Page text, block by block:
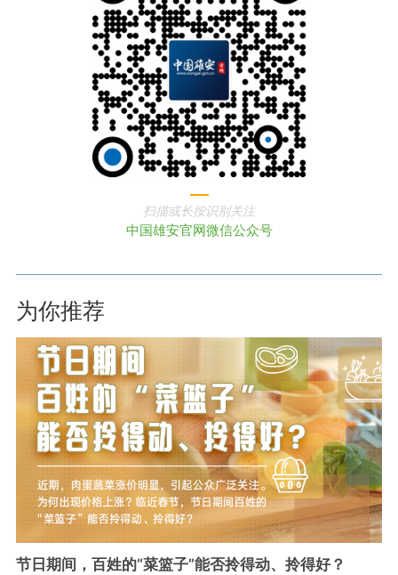
扫描或长按识别关注
中国雄安官网微信公众号
为你推荐
节日期间，百姓的“菜篮子”能否拎得动、拎得好？